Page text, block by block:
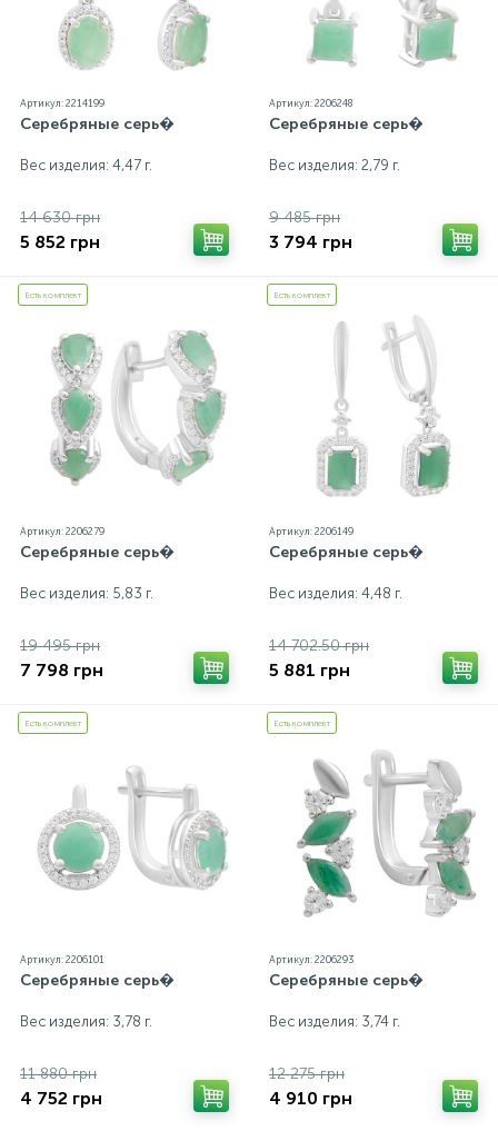
Артикул: 2214199
Серебряные серь�
Вес изделия: 4,47 г.
14 630 грн
5 852 грн
Артикул: 2206248
Серебряные серь�
Вес изделия: 2,79 г.
9 485 грн
3 794 грн
Есть комплект
Артикул: 2206279
Серебряные серь�
Вес изделия: 5,83 г.
19 495 грн
7 798 грн
Есть комплект
Артикул: 2206149
Серебряные серь�
Вес изделия: 4,48 г.
14 702.50 грн
5 881 грн
Есть комплект
Артикул: 2206101
Серебряные серь�
Вес изделия: 3,78 г.
11 880 грн
4 752 грн
Есть комплект
Артикул: 2206293
Серебряные серь�
Вес изделия: 3,74 г.
12 275 грн
4 910 грн